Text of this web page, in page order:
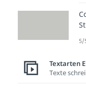
5/
Textarten
Texte